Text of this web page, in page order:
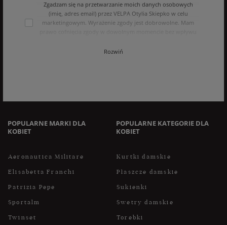
Zgadzam się na przetwarzanie moich danych osobowych
(imię, adres email) przez VELPA Otylia Skiepko w celu
marketingowym. Wyrażenie zgody jest dobrowolne. Mam
podstawie zgody przed jej cofnięciem. Mam prawo dostępu
Rozwiń
POPULARNE MARKI DLA
KOBIET
Aeronautica Militare
Elisabetta Franchi
Patrizia Pepe
Sportalm
Twinset
POPULARNE KATEGORIE DLA
KOBIET
Kurtki damskie
Płaszcze damskie
Sukienki
Swetry damskie
Torebki